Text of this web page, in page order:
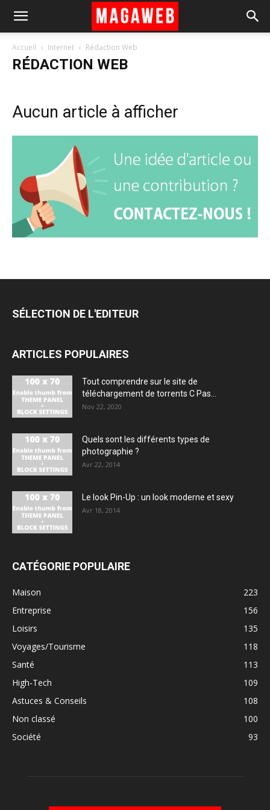
Accueil Internet Rédaction Web
RÉDACTION WEB
Aucun article à afficher
SÉLECTION DE L'EDITEUR
ARTICLES POPULAIRES
Tout comprendre sur le site de
téléchargement de torrents C Pas...
Nov 22, 2020
Quels sont les différents types de
photographie ?
Avr 22, 2014
Le look Pin-Up : un look moderne et sexy
Avr 18, 2014
CATÉGORIE POPULAIRE
Maison
223
Entreprise
156
Loisirs
135
Voyages/Tourisme
118
Santé
113
High-Tech
109
Astuces & Conseils
108
Non classé
100
Société
93